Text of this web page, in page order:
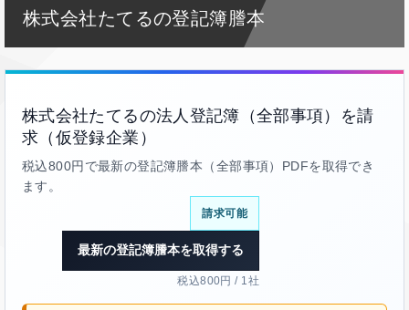
株式会社たてるの登記簿謄本
株式会社たてるの法人登記簿（全部事項）を請
求（仮登録企業）
税込800円で最新の登記簿謄本（全部事項）PDFを取得でき
ます。
請求可能
最新の登記簿謄本を取得する
税込800円 / 1社